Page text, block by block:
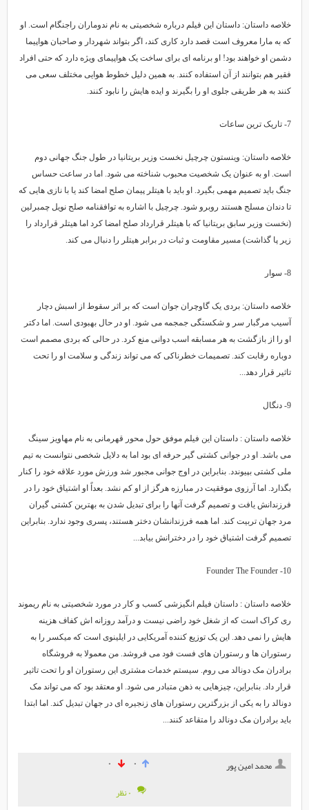
خلاصه داستان: داستان این فیلم درباره شخصیتی به نام ندوماران راجنگام است. او
که به مارا معروف است قصد دارد کاری کند، اگر بتواند شهردار و صاحبان هواپیما
دشمن او خواهند بود! او برنامه ای برای ساخت یک هواپیمای ویژه دارد که حتی افراد
فقیر هم بتوانند از آن استفاده کنند. به همین دلیل خطوط هوایی مختلف سعی می
کنند به هر طریقی جلوی او را بگیرند و ایده هایش را نابود کنند.
خلاصه داستان: وینستون چرچیل نخست وزیر بریتانیا در طول جنگ جهانی دوم
است. او به عنوان یک شخصیت محبوب شناخته می شود. اما در ساعت حساس
جنگ باید تصمیم مهمی بگیرد. او باید با هیتلر پیمان صلح امضا کند یا با نازی هایی که
تا دندان مسلح هستند روبرو شود. چرچیل با اشاره به توافقنامه صلح نویل چمبرلین
(نخست وزیر سابق بریتانیا که با هیتلر قرارداد صلح امضا کرد اما هیتلر قرارداد را
زیر پا گذاشت) مسیر مقاومت و ثبات در برابر هیتلر را دنبال می کند.
خلاصه داستان: بردی یک گاوچران جوان است که بر اثر سقوط از اسبش دچار
آسیب مرگبار سر و شکستگی جمجمه می شود. او در حال بهبودی است. اما دکتر
او را از بازگشت به هر مسابقه اسب دوانی منع کرد. در حالی که بردی مصمم است
دوباره رقابت کند. تصمیمات خطرناکی که می تواند زندگی و سلامت او را تحت
تاثیر قرار دهد...
خلاصه داستان : داستان این فیلم موفق حول محور قهرمانی به نام مهاویز سینگ
می باشد. او در جوانی کشتی گیر حرفه ای بود اما به دلایل شخصی نتوانست به تیم
ملی کشتی بپیوندد. بنابراین در اوج جوانی مجبور شد ورزش مورد علاقه خود را کنار
بگذارد. اما آرزوی موفقیت در مبارزه هرگز از او کم نشد. بعداً او اشتیاق خود را در
فرزندانش یافت و تصمیم گرفت آنها را برای تبدیل شدن به بهترین کشتی گیران
مرد جهان تربیت کند. اما همه فرزندانشان دختر هستند، پسری وجود ندارد. بنابراین
تصمیم گرفت اشتیاق خود را در دخترانش بیابد...
10- Founder The Founder
خلاصه داستان : داستان فیلم انگیزشی کسب و کار در مورد شخصیتی به نام ریموند
ری کراک است که از شغل خود راضی نیست و درآمد روزانه اش کفاف هزینه
هایش را نمی دهد. این یک توزیع کننده آمریکایی در ایلینوی است که میکسر را به
رستوران ها و رستوران های فست فود می فروشد. من معمولا به فروشگاه
برادران مک دونالد می روم. سیستم خدمات مشتری این رستوران او را تحت تاثیر
قرار داد. بنابراین، چیزهایی به ذهن متبادر می شود. او معتقد بود که می تواند مک
دونالد را به یکی از بزرگترین رستوران های زنجیره ای در جهان تبدیل کند. اما ابتدا
باید برادران مک دونالد را متقاعد کنند...
محمد امین پور